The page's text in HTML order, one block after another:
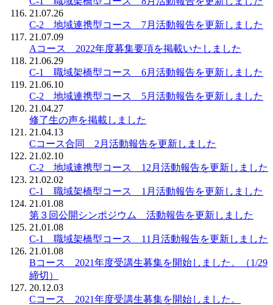
21.07.26
C-2 地域連携型コース 7月活動報告を更新しました
21.07.09
Aコース 2022年度募集要項を掲載いたしました
21.06.29
C-1 職域架橋型コース 6月活動報告を更新しました
21.06.10
C-2 地域連携型コース 5月活動報告を更新しました
21.04.27
修了生の声を掲載しました
21.04.13
Cコース合同 2月活動報告を更新しました
21.02.10
C-2 地域連携型コース 12月活動報告を更新しました
21.02.02
C-1 職域架橋型コース 1月活動報告を更新しました
21.01.08
第３回公開シンポジウム 活動報告を更新しました
21.01.08
C-1 職域架橋型コース 11月活動報告を更新しました
21.01.08
Bコース 2021年度受講生募集を開始しました。（1/29
締切）
20.12.03
Cコース 2021年度受講生募集を開始しました。